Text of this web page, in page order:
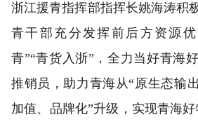
浙江援青指挥部指挥长姚海涛积
青干部充分发挥前后方资源
青”“青货入浙”，全力当好青海
推销员，助力青海从“原生态输
加值、品牌化”升级，实现青海